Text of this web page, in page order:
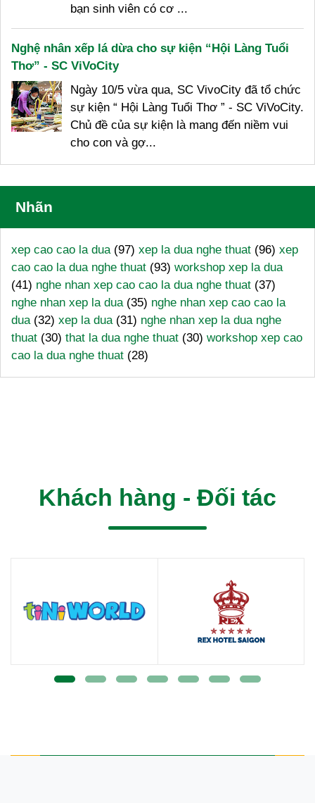
bạn sinh viên có cơ ...
Nghệ nhân xếp lá dừa cho sự kiện “Hội Làng Tuổi
Thơ” - SC ViVoCity
Ngày 10/5 vừa qua, SC VivoCity đã tổ chức
sự kiện “ Hội Làng Tuổi Thơ ” - SC ViVoCity.
Chủ đề của sự kiện là mang đến niềm vui
cho con và gợ...
Nhãn
xep cao cao la dua (97) xep la dua nghe thuat (96) xep
cao cao la dua nghe thuat (93) workshop xep la dua
(41) nghe nhan xep cao cao la dua nghe thuat (37)
nghe nhan xep la dua (35) nghe nhan xep cao cao la
dua (32) xep la dua (31) nghe nhan xep la dua nghe
thuat (30) that la dua nghe thuat (30) workshop xep cao
cao la dua nghe thuat (28)
Khách hàng - Đối tác